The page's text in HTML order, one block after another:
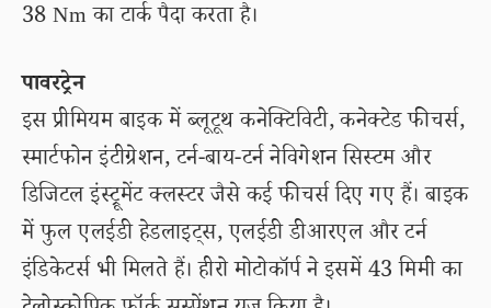
38 Nm का टार्क पैदा करता है।
पावरट्रेन
इस प्रीमियम बाइक में ब्लूटूथ कनेक्टिविटी, कनेक्टेड फीचर्स,
स्मार्टफोन इंटीग्रेशन, टर्न-बाय-टर्न नेविगेशन सिस्टम और
डिजिटल इंस्ट्रूमेंट क्लस्टर जैसे कई फीचर्स दिए गए हैं। बाइक
में फुल एलईडी हेडलाइट्स, एलईडी डीआरएल और टर्न
इंडिकेटर्स भी मिलते हैं। हीरो मोटोकॉर्प ने इसमें 43 मिमी का